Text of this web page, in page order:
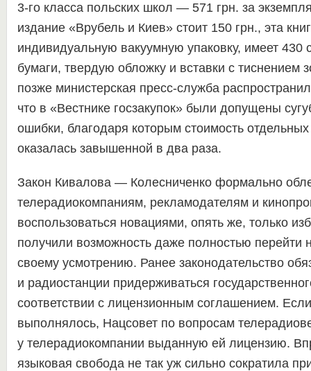
3-го класса польских школ — 571 грн. за
издание «Врубель и Киев» стоит 150 грн., эта
индивидуальную вакуумную упаковку, имеет 430
бумаги, твердую обложку и вставки с тиснением
позже министерская пресс-служба
что в «Вестнике госзакупок» были допущены
ошибки, благодаря которым стоимость
оказалась завышенной в два раза.
Закон Кивалова — Колесниченко формально
телерадиокомпаниям, рекламодателям и
воспользоваться новациями, опять же, только
получили возможность даже полностью перейти
своему усмотрению. Ранее законодательство
и радиостанции придерживаться
соответствии с лицензионным соглашением.
выполнялось, Нацсовет по вопросам
у телерадиокомпании выданную ей лицензию.
языковая свобода не так уж сильно сократила